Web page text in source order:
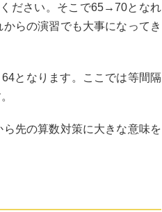
ださい。そこで65→70となれ
らの演習でも大事になってき
となります。ここでは等間隔
先の算数対策に大きな意味を